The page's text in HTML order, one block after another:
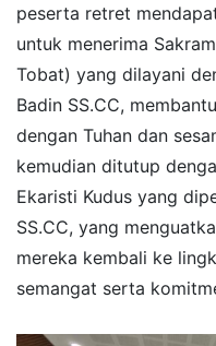
peserta retret
untuk menerima
Tobat) yang dilayani
Badin SS.CC,
dengan Tuhan dan
kemudian ditutup
Ekaristi Kudus yang
SS.CC, yang
mereka kembali ke
semangat serta